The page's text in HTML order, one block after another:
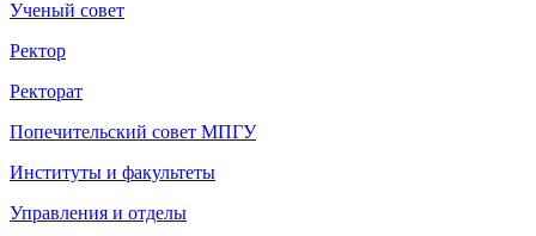
Ученый совет
Ректор
Ректорат
Попечительский совет МПГУ
Институты и факультеты
Управления и отделы